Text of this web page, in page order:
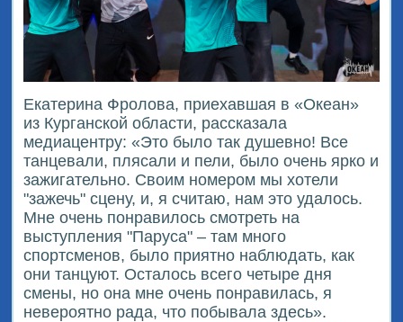
Екатерина Фролова, приехавшая в «Океан»
из Курганской области, рассказала
медиацентру: «Это было так душевно! Все
танцевали, плясали и пели, было очень ярко и
зажигательно. Своим номером мы хотели
"зажечь" сцену, и, я считаю, нам это удалось.
Мне очень понравилось смотреть на
выступления "Паруса" – там много
спортсменов, было приятно наблюдать, как
они танцуют. Осталось всего четыре дня
смены, но она мне очень понравилась, я
невероятно рада, что побывала здесь».